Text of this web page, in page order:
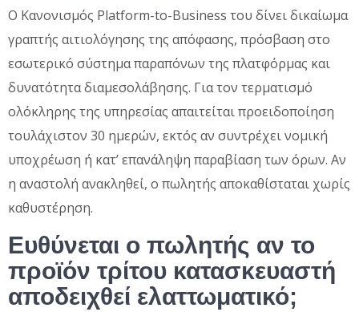
Ο Κανονισμός Platform-to-Business του δίνει δικαίωμα
γραπτής αιτιολόγησης της απόφασης, πρόσβαση στο
εσωτερικό σύστημα παραπόνων της πλατφόρμας και
δυνατότητα διαμεσολάβησης. Για τον τερματισμό
ολόκληρης της υπηρεσίας απαιτείται προειδοποίηση
τουλάχιστον 30 ημερών, εκτός αν συντρέχει νομική
υποχρέωση ή κατ’ επανάληψη παραβίαση των όρων. Αν
η αναστολή ανακληθεί, ο πωλητής αποκαθίσταται χωρίς
καθυστέρηση.
Ευθύνεται ο πωλητής αν το
προϊόν τρίτου κατασκευαστή
αποδειχθεί ελαττωματικό;